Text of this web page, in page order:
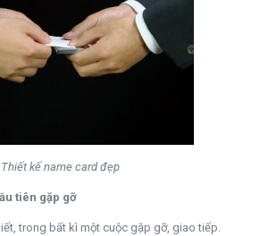
Thiết kế name card đẹp
tiên gặp gỡ
trong bất kì một cuộc gặp gỡ, giao tiếp.